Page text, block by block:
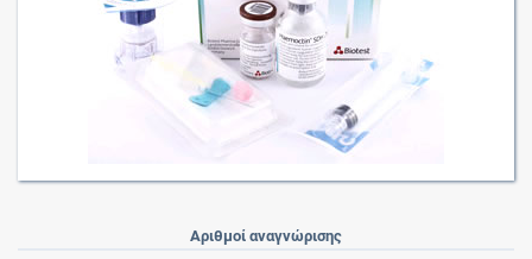
Αριθμοί αναγνώρισης